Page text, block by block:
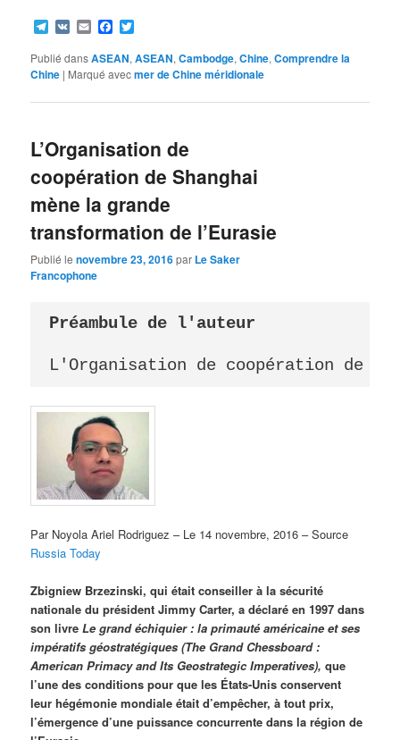
Telegram
VK EmailFacebook
Publié dansASEAN,ASEAN,Cambodge,Chine,Comprendre la
Chine | Marqué avecmer de Chine méridionale
L’Organisation de
coopération de Shanghai
mène la grande
transformation de l’Eurasie
Publié lenovembre 23, 2016par Le Saker
Francophone
Préambule de l'auteur
L'Organisation de coopération de
Par Noyola Ariel Rodriguez – Le 14 novembre, 2016 – Source
Russia Today
Zbigniew Brzezinski, qui était conseiller à la sécurité
nationale du président Jimmy Carter, a déclaré en 1997 dans
son livreLe grand échiquier : la primauté américaine et ses
impératifs géostratégiques (The Grand Chessboard :
American Primacy and Its Geostrategic Imperatives), que
l’une des conditions pour que les États-Unis conservent
leur hégémonie mondiale était d’empêcher, à tout prix,
l’émergence d’une puissance concurrente dans la région de